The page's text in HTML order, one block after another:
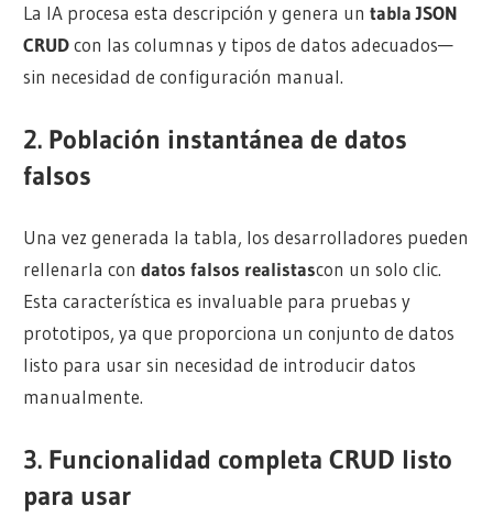
La IA procesa esta descripción y genera untabla JSON
CRUDcon las columnas y tipos de datos adecuados—
sin necesidad de configuración manual.
2. Población instantánea de datos
falsos
Una vez generada la tabla, los desarrolladores pueden
rellenarla condatos falsos realistascon un solo clic.
Esta característica es invaluable para pruebas y
prototipos, ya que proporciona un conjunto de datos
listo para usar sin necesidad de introducir datos
manualmente.
3. Funcionalidad completa CRUD listo
para usar